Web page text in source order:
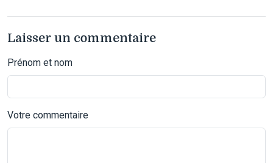
Laisser un commentaire
Prénom et nom
Votre commentaire